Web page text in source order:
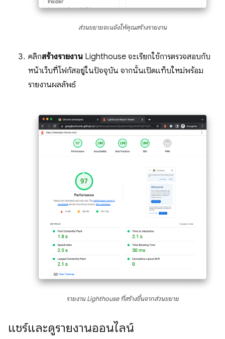
ส่วนขยายจะแจ้งให้คุณสร้างรายงาน
คลิกสร้างรายงาน Lighthouse จะเรียกใช้การตรวจสอบกับ
หน้าเว็บที่โฟกัสอยู่ในปัจจุบัน จากนั้นเปิดแท็บใหม่พร้อม
รายงานผลลัพธ์
รายงาน Lighthouse ที่สร้างขึ้นจากส่วนขยาย
แชร์และดูรายงานออนไลน์